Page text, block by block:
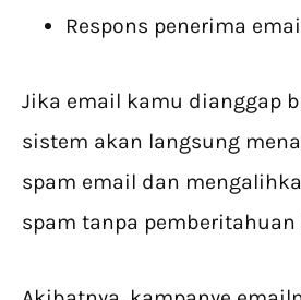
Respons penerima
Jika email kamu dianggap
sistem akan langsung
spam email dan
spam tanpa pemberitahuan